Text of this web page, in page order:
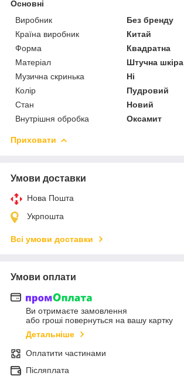
Основні
Виробник
Без бренду
Країна виробник
Китай
Форма
Квадратна
Матеріал
Штучна шкіра
Музична скринька
Ні
Колір
Пудровий
Стан
Новий
Внутрішня обробка
Оксамит
Приховати
Умови доставки
Нова Пошта
Укрпошта
Всі умови доставки
Умови оплати
Ви отримаєте замовлення
або гроші повернуться на вашу картку
Детальніше
Оплатити частинами
Післяплата